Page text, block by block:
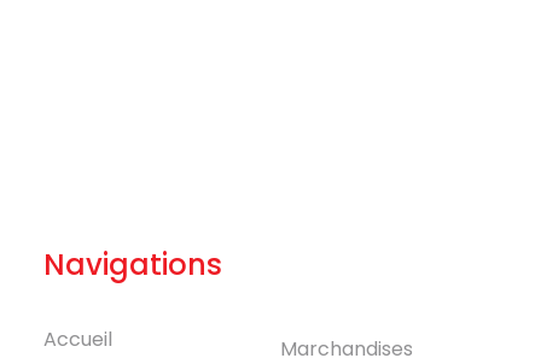
Navigations
Accueil
Marchandises